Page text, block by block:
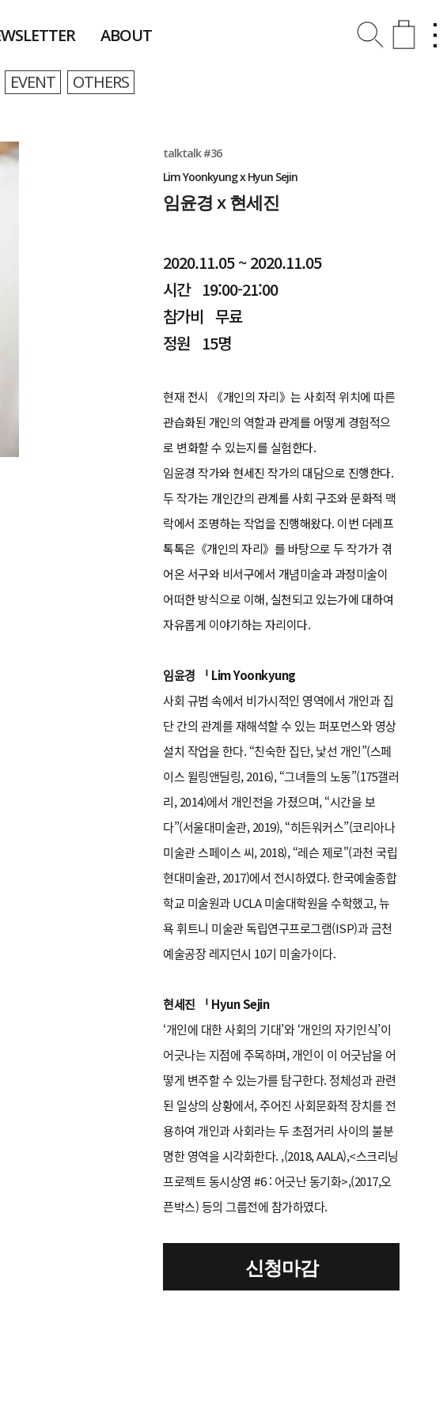
ABOUT
EVENT OTHERS
talktalk #36
Lim Yoonkyung x Hyun Sejin
임윤경 x 현세진
2020.11.05 ~ 2020.11.05
시간 19:00-21:00
참가비 무료
정원 15명
현재 전시 《개인의 자리》는 사회적 위치에 따른
관습화된 개인의 역할과 관계를 어떻게 경험적으
로 변화할 수 있는지를 실험한다.
임윤경 작가와 현세진 작가의 대담으로 진행한다.
두 작가는 개인간의 관계를 사회 구조와 문화적 맥
락에서 조명하는 작업을 진행해왔다. 이번 더레프
톡톡은《개인의 자리》를 바탕으로 두 작가가 겪
어온 서구와 비서구에서 개념미술과 과정미술이
어떠한 방식으로 이해, 실천되고 있는가에 대하여
자유롭게 이야기하는 자리이다.
임윤경 ᅵ Lim Yoonkyung
사회 규범 속에서 비가시적인 영역에서 개인과 집
단 간의 관계를 재해석할 수 있는 퍼포먼스와 영상
설치 작업을 한다. “친숙한 집단, 낯선 개인”(스페
이스 윌링앤딜링, 2016), “그녀들의 노동”(175갤러
리, 2014)에서 개인전을 가졌으며, “시간을 보
다”(서울대미술관, 2019), “히든워커스”(코리아나
미술관 스페이스 씨, 2018), “레슨 제로"(과천 국립
현대미술관, 2017)에서 전시하였다. 한국예술종합
학교 미술원과 UCLA 미술대학원을 수학했고, 뉴
욕 휘트니 미술관 독립연구프로그램(ISP)과 금천
예술공장 레지던시 10기 미술가이다.
현세진 ᅵ Hyun Sejin
‘개인에 대한 사회의 기대’와 ‘개인의 자기인식’이
어긋나는 지점에 주목하며, 개인이 이 어긋남을 어
떻게 변주할 수 있는가를 탐구한다. 정체성과 관련
된 일상의 상황에서, 주어진 사회문화적 장치를 전
용하여 개인과 사회라는 두 초점거리 사이의 불분
명한 영역을 시각화한다. ,(2018, AALA),<스크리닝
프로젝트 동시상영 #6 : 어긋난 동기화>,(2017,오
픈박스) 등의 그룹전에 참가하였다.
신청마감